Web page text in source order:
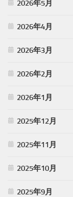
2026年5月
2026年4月
2026年3月
2026年2月
2026年1月
2025年12月
2025年11月
2025年10月
2025年9月